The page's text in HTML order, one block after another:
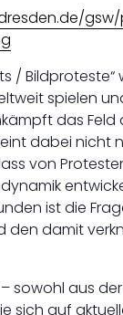
/
spielen
das Feld
dabei nicht
von
ist die
den damit
sowohl aus
sich auf